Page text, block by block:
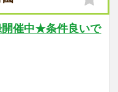
開催中★条件良いで